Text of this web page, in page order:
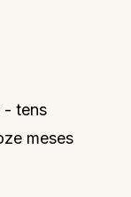
- tens
meses